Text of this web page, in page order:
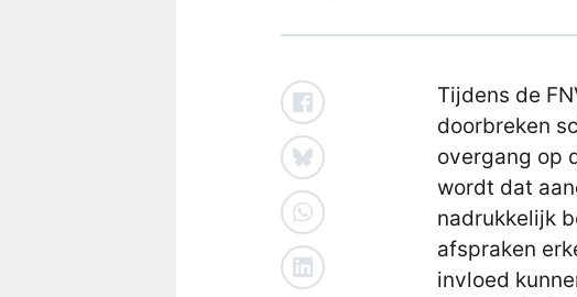
Tijdens de
doorbreken
overgang op
wordt dat
nadrukkelijk
afspraken
invloed